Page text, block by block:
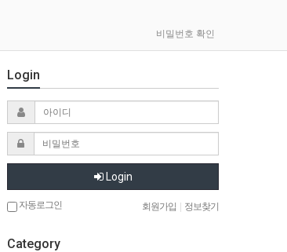
비밀번호 확인
Login
Login
자동로그인 회원가입 정보찾기
Category